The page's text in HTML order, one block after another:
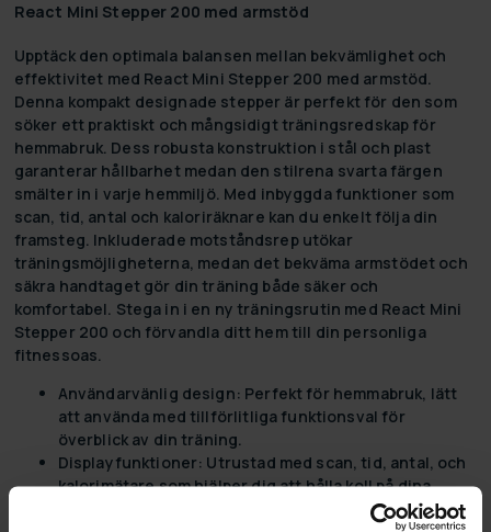
React Mini Stepper 200 med armstöd
Upptäck den optimala balansen mellan bekvämlighet och
effektivitet med React Mini Stepper 200 med armstöd.
Denna kompakt designade stepper är perfekt för den som
söker ett praktiskt och mångsidigt träningsredskap för
hemmabruk. Dess robusta konstruktion i stål och plast
garanterar hållbarhet medan den stilrena svarta färgen
smälter in i varje hemmiljö. Med inbyggda funktioner som
scan, tid, antal och kaloriräknare kan du enkelt följa din
framsteg. Inkluderade motståndsrep utökar
träningsmöjligheterna, medan det bekväma armstödet och
säkra handtaget gör din träning både säker och
komfortabel. Stega in i en ny träningsrutin med React Mini
Stepper 200 och förvandla ditt hem till din personliga
fitnessoas.
Användarvänlig design: Perfekt för hemmabruk, lätt
att använda med tillförlitliga funktionsval för
överblick av din träning.
Displayfunktioner: Utrustad med scan, tid, antal, och
kalorimätare som hjälper dig att hålla koll på dina